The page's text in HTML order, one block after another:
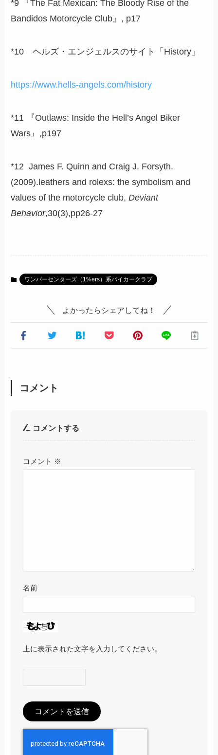
*9 『The Fat Mexican: The Bloody Rise of the
Bandidos Motorcycle Club』, p17
*10 ヘルズ・エンジェルスのサイト「History」
https://www.hells-angels.com/history
*11 『Outlaws: Inside the Hell’s Angel Biker
Wars』,p197
*12 James F. Quinn and Craig J. Forsyth.
(2009).leathers and rolexs: the symbolism and
values of the motorcycle club,Deviant
Behavior,30(3),pp26-27
ワンパーセンターズ（1%ers）系バイカークラブ
よかったらシェアしてね！
コメント
コメントする
コメント ※
名前
上に表示された文字を入力してください。